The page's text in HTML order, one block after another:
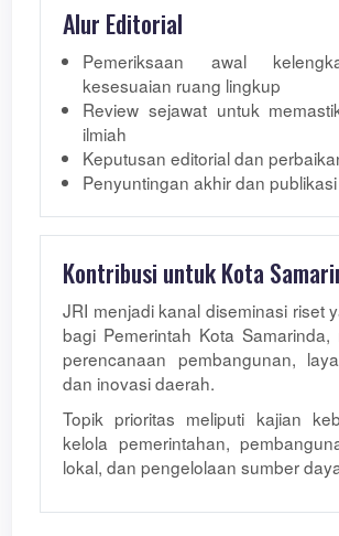
Alur Editorial
Pemeriksaan awal
kesesuaian ruang lingkup
Review sejawat untuk
ilmiah
Keputusan editorial dan
Penyuntingan akhir dan
Kontribusi untuk Kota
JRI menjadi kanal diseminasi riset
bagi Pemerintah Kota Samarinda,
perencanaan pembangunan,
dan inovasi daerah.
Topik prioritas meliputi kajian
kelola pemerintahan,
lokal, dan pengelolaan sumber